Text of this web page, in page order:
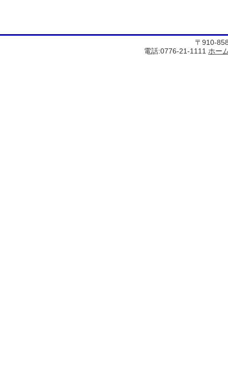
〒910-
電話:0776-21-1111 ホー